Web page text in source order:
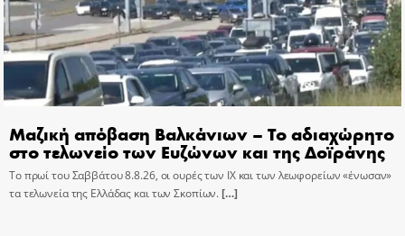
Μαζική απόβαση Βαλκάνιων – Το αδιαχώρητο
στο τελωνείο των Ευζώνων και της Δοϊράνης
Το πρωί του Σαββάτου 8.8.26, οι ουρές των ΙΧ και των λεωφορείων «ένωσαν»
τα τελωνεία της Ελλάδας και των Σκοπίων.[…]